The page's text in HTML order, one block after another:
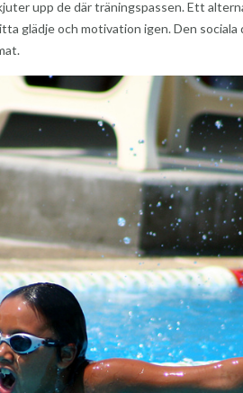
upp de där träningspassen. Ett
glädje och motivation igen. Den